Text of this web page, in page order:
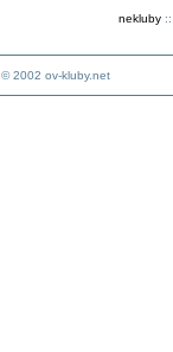
nekluby::
© 2002 ov-kluby.net